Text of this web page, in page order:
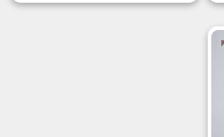
טנזניה